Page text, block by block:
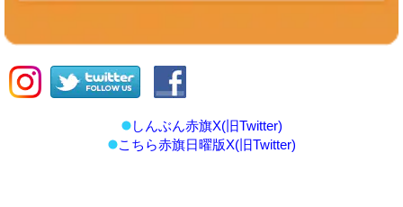
しんぶん赤旗X(旧Twitter)
こちら赤旗日曜版X(旧Twitter)